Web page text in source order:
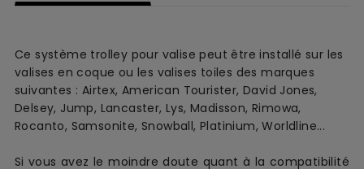
Ce système trolley pour valise peut être installé sur les
valises en coque ou les valises toiles des marques
suivantes : Airtex, American Tourister, David Jones,
Delsey, Jump, Lancaster, Lys, Madisson, Rimowa,
Rocanto, Samsonite, Snowball, Platinium, Worldline...
Si vous avez le moindre doute quant à la compatibilité